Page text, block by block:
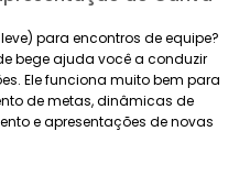
para encontros de equipe?
bege ajuda você a conduzir
Ele funciona muito bem para
de metas, dinâmicas de
e apresentações de novas